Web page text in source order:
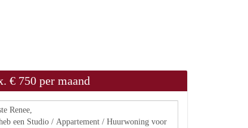
€ 750 per maand